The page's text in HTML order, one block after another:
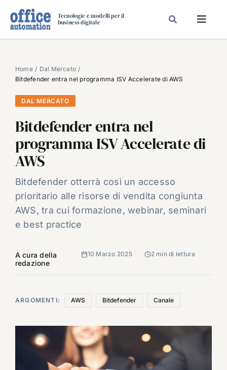
Tecnologie e modelli per il
business digitale
SPECIAL PAPER
TAVOLE ROTONDE DI REDAZIONE
DAL MERCATO
CARRIERE
VIDEO
EVENTI
CHI SIAMO
Home
Dal Mercato
Bitdefender entra nel programma ISV Accelerate di AWS
DAL MERCATO
Bitdefender entra nel
programma ISV Accelerate di
AWS
Bitdefender otterrà così un accesso
prioritario alle risorse di vendita congiunta
AWS, tra cui formazione, webinar, seminari
e best practice
A cura della
redazione
10 Marzo 2025 2 min di lettura
ARGOMENTI: AWS Bitdefender Canale